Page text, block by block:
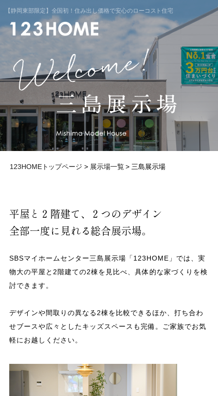
【静岡東部限定】全国初！住み出し価格で安心のローコスト住宅
123HOMEトップページ > 展示場一覧> 三島展示場
平屋と２階建て、２つのデザイン
全部一度に見れる総合展示場。
SBSマイホームセンター三島展示場「123HOME」では、実
物大の平屋と2階建ての2棟を見比べ、具体的な家づくりを検
討できます。
デザインや間取りの異なる2棟を比較できるほか、打ち合わ
せブースや広々としたキッズスペースも完備。ご家族でお気
軽にお越しください。